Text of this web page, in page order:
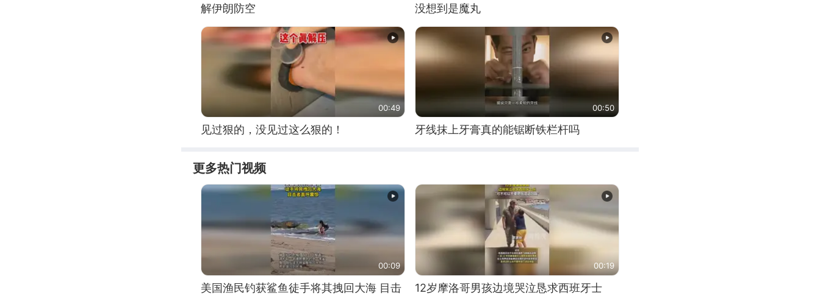
解伊朗防空
没想到是魔丸
00:49
见过狠的，没见过这么狠的！
00:50
牙线抹上牙膏真的能锯断铁栏杆吗
更多热门视频
00:09
美国渔民钓获鲨鱼徒手将其拽回大海 目击
00:19
12岁摩洛哥男孩边境哭泣恳求西班牙士